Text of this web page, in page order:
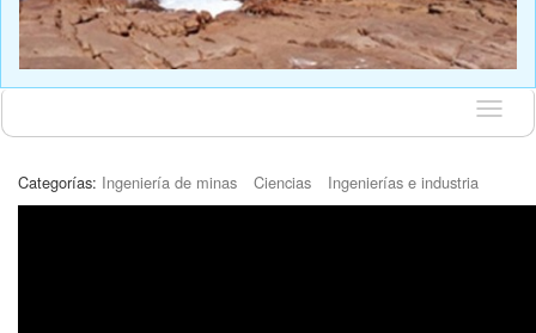
Idioma
Categorías: Ingeniería de minas Ciencias Ingenierías e industria